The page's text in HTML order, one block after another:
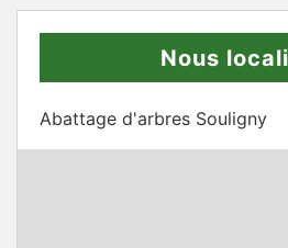
Nous
Abattage d'arbres Souligny